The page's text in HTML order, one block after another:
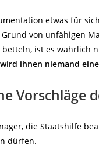
etwas für
von unfähigen
ist es wahrlich
wird ihnen niemand
Vorschläge
die Staatshilfe
dürfen.